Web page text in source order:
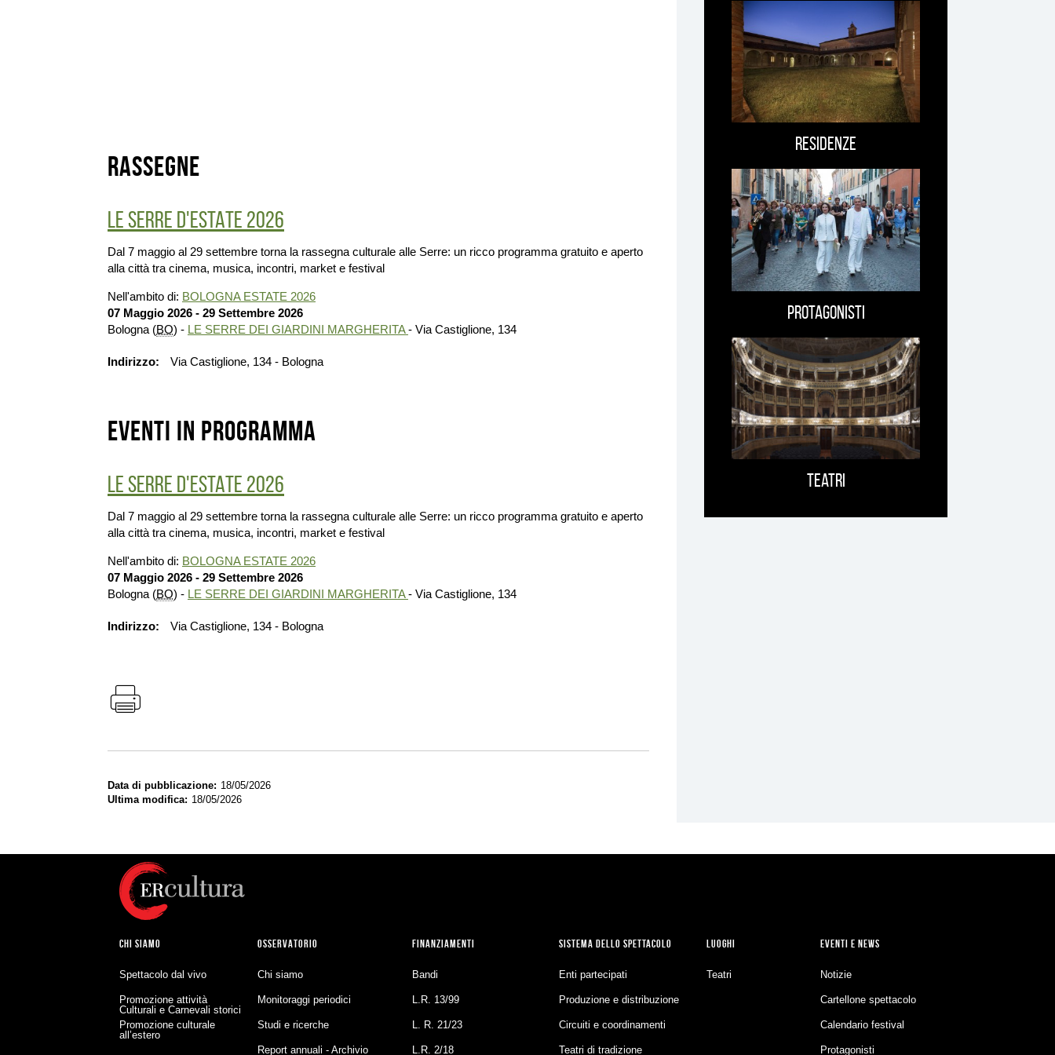
Rassegne
LE SERRE D'ESTATE 2026
Dal 7 maggio al 29 settembre torna la rassegna culturale alle Serre: un ricco programma gratuito e aperto
alla città tra cinema, musica, incontri, market e festival
Nell'ambito di: BOLOGNA ESTATE 2026
07 Maggio 2026 - 29 Settembre 2026
Bologna (BO) - LE SERRE DEI GIARDINI MARGHERITA- Via Castiglione, 134
Indirizzo Via Castiglione, 134 - Bologna
Eventi in programma
LE SERRE D'ESTATE 2026
Dal 7 maggio al 29 settembre torna la rassegna culturale alle Serre: un ricco programma gratuito e aperto
alla città tra cinema, musica, incontri, market e festival
Nell'ambito di: BOLOGNA ESTATE 2026
07 Maggio 2026 - 29 Settembre 2026
Bologna (BO) - LE SERRE DEI GIARDINI MARGHERITA- Via Castiglione, 134
Indirizzo Via Castiglione, 134 - Bologna
Data di pubblicazione
18/05/2026
Ultima modifica
18/05/2026
Ti
può
interessare
Residenze
Protagonisti
Teatri
CHI SIAMO
Spettacolo dal vivo
Promozione attività
Culturali e Carnevali storici
Promozione culturale
all’estero
OSSERVATORIO
Chi siamo
Monitoraggi periodici
Studi e ricerche
Report annuali - Archivio
FINANZIAMENTI
Bandi
L.R. 13/99
L. R. 21/23
L.R. 2/18
SISTEMA DELLO SPETTACOLO
Enti partecipati
Produzione e distribuzione
Circuiti e coordinamenti
Teatri di tradizione
LUOGHI
Teatri
EVENTI E NEWS
Notizie
Cartellone spettacolo
Calendario festival
Protagonisti